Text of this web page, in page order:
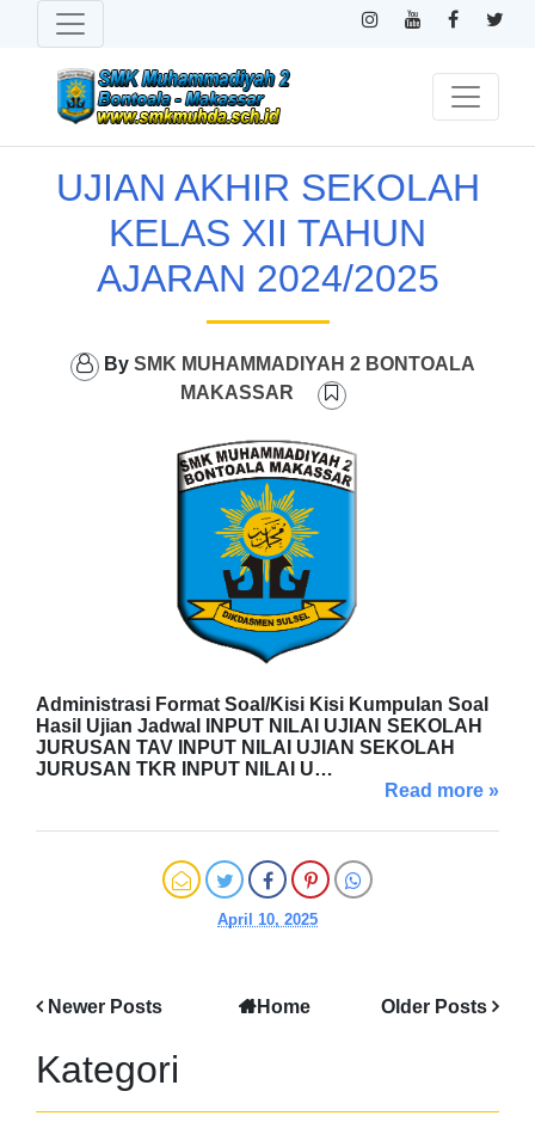
UJIAN AKHIR SEKOLAH
KELAS XII TAHUN
AJARAN 2024/2025
By SMK MUHAMMADIYAH 2 BONTOALA
MAKASSAR
Administrasi Format Soal/Kisi Kisi Kumpulan Soal
Hasil Ujian Jadwal INPUT NILAI UJIAN SEKOLAH
JURUSAN TAV INPUT NILAI UJIAN SEKOLAH
JURUSAN TKR INPUT NILAI U…
Read more »
April 10, 2025
Newer Posts Older Posts
Home
Kategori